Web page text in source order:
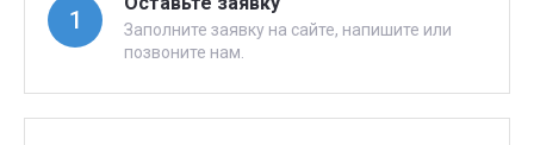
1
Заполните заявку на сайте, напишите или
позвоните нам.